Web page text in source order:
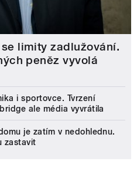
limity zadlužování.
peněz vyvolá
i sportovce. Tvrzení
ale média vyvrátila
je zatím v nedohlednu.
zastavit